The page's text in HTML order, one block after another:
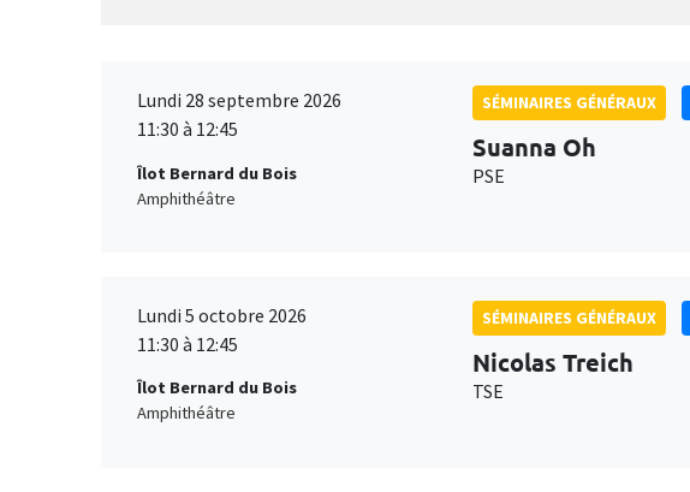
Lundi 28 septembre 2026
11:30 à 12:45
Îlot Bernard du Bois
Amphithéâtre
SÉMINAIRES GÉNÉRAUX
Suanna Oh
PSE
Lundi 5 octobre 2026
11:30 à 12:45
Îlot Bernard du Bois
Amphithéâtre
SÉMINAIRES GÉNÉRAUX
Nicolas Treich
TSE